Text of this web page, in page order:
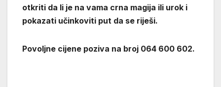
otkriti da li je na vama crna magija ili urok i
pokazati učinkoviti put da se riješi.
Povoljne cijene poziva na broj 064 600 602.